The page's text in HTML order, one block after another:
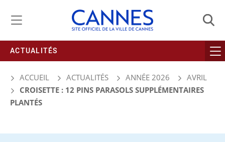
ACTUALITÉS
ACCUEIL ACTUALITÉS ANNÉE 2026
AVRIL
CROISETTE : 12 PINS PARASOLS SUPPLÉMENTAIRES
PLANTÉS